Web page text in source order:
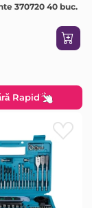
370720 40 buc.
Rapid